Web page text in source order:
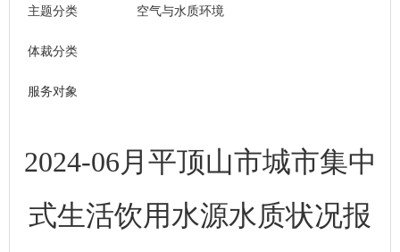
主题分类 空气与水质环境
体裁分类
服务对象
2024-06月平顶山市城市集中
式生活饮用水源水质状况报